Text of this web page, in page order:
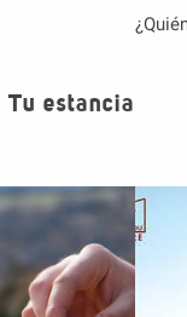
Tu estancia